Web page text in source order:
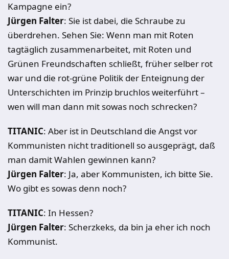
Kampagne ein?
Jürgen Falter: Sie ist dabei, die Schraube zu
überdrehen. Sehen Sie: Wenn man mit Roten
tagtäglich zusammenarbeitet, mit Roten und
Grünen Freundschaften schließt, früher selber rot
war und die rot-grüne Politik der Enteignung der
Unterschichten im Prinzip bruchlos weiterführt –
wen will man dann mit sowas noch schrecken?
TITANIC: Aber ist in Deutschland die Angst vor
Kommunisten nicht traditionell so ausgeprägt, daß
man damit Wahlen gewinnen kann?
Jürgen Falter: Ja, aber Kommunisten, ich bitte Sie.
Wo gibt es sowas denn noch?
TITANIC: In Hessen?
Jürgen Falter: Scherzkeks, da bin ja eher ich noch
Kommunist.